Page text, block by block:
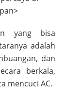
yang bisa
adalah
dan
berkala,
mencuci AC.